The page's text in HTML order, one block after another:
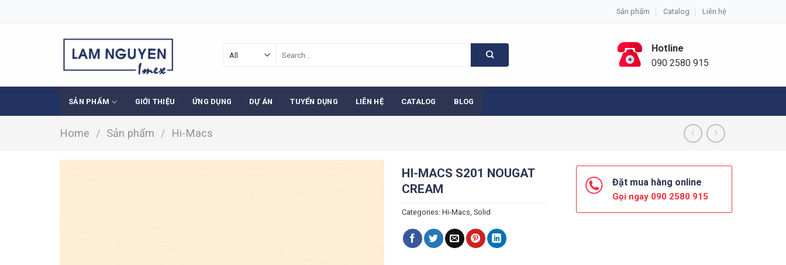
Sản phẩm Catalog Liên hệ
for:
Hotline
090 2580 915
SẢN PHẨM GIỚI THIỆU ỨNG DỤNG DỰ ÁN TUYỂN DỤNG LIÊN HỆ CATALOG BLOG
Home / Sản phẩm / Hi-Macs
HI-MACS S201 NOUGAT
CREAM
Categories: Hi-Macs, Solid
Đặt mua hàng online
Gọi ngay 090 2580 915